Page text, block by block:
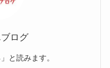
ログ
と読みます。